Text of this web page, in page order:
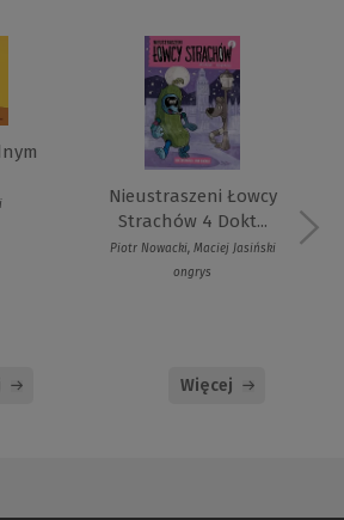
Nieustraszeni Łowcy
Strachów 4 Dokt...
Piotr Nowacki, Maciej Jasiński
ongrys
Więcej